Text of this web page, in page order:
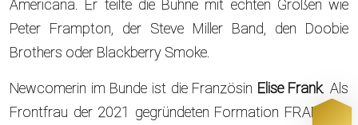
Americana. Er teilte die Bühne mit echten Größen wie
Peter Frampton, der Steve Miller Band, den Doobie
Brothers oder Blackberry Smoke.
Newcomerin im Bunde ist die Französin Elise Frank. Als
Frontfrau der 2021 gegründeten Formation FRANK ist